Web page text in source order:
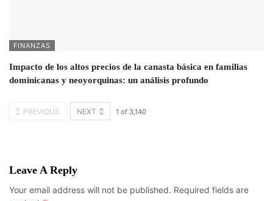
FINANZAS
Impacto de los altos precios de la canasta básica en familias
dominicanas y neoyorquinas: un análisis profundo
PREVIOUS NEXT 1 of 3,140
Leave A Reply
Your email address will not be published. Required fields are